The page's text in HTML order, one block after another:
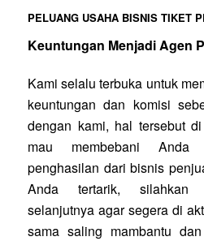
PELUANG USAHA BISNIS TIKET
Keuntungan Menjadi Agen
Kami selalu terbuka untuk
keuntungan dan komisi
dengan kami, hal tersebut
mau membebani Anda
penghasilan dari bisnis
Anda tertarik, silahkan
selanjutnya agar segera di
sama saling mambantu